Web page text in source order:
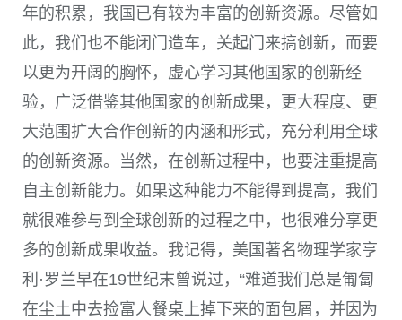
年的积累，我国已有较为丰富的创新资源。尽管如
此，我们也不能闭门造车，关起门来搞创新，而要
以更为开阔的胸怀，虚心学习其他国家的创新经
验，广泛借鉴其他国家的创新成果，更大程度、更
大范围扩大合作创新的内涵和形式，充分利用全球
的创新资源。当然，在创新过程中，也要注重提高
自主创新能力。如果这种能力不能得到提高，我们
就很难参与到全球创新的过程之中，也很难分享更
多的创新成果收益。我记得，美国著名物理学家亨
利·罗兰早在19世纪末曾说过，“难道我们总是匍匐
在尘土中去捡富人餐桌上掉下来的面包屑，并因为